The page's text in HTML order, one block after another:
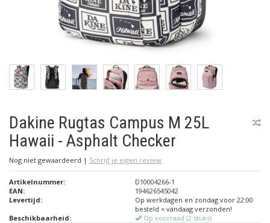
Dakine Rugtas Campus M 25L
Hawaii - Asphalt Checker
Nog niet gewaardeerd | Schrijf je eigen review
Artikelnummer:
D10004266-1
EAN:
194626545042
Levertijd:
Op werkdagen en zondag voor 22:00
besteld = vandaag verzonden!
Beschikbaarheid:
Op voorraad (2 stuks)